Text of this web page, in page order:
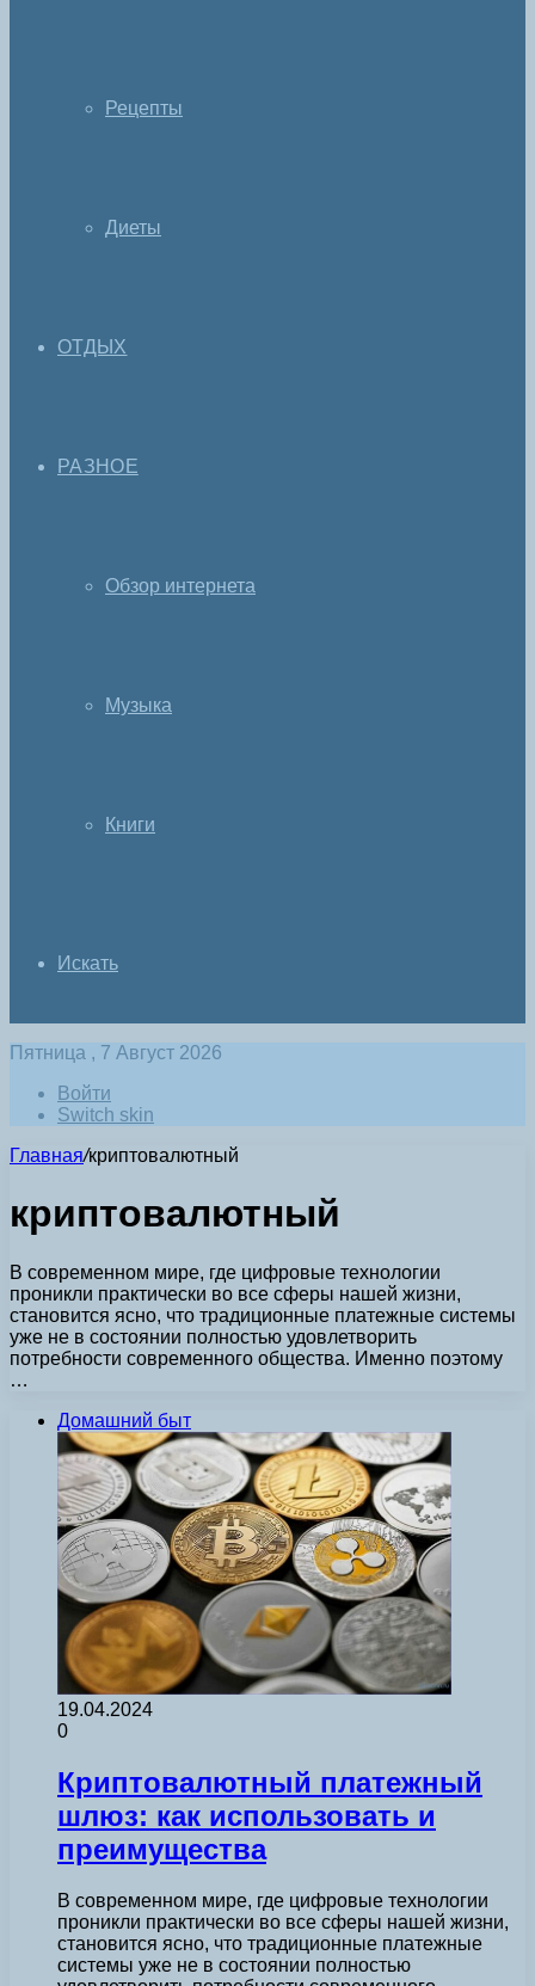
Рецепты
Диеты
ОТДЫХ
РАЗНОЕ
Обзор интернета
Музыка
Книги
Искать
Пятница , 7 Август 2026
Войти
Switch skin
Главная/криптовалютный
криптовалютный
В современном мире, где цифровые технологии
проникли практически во все сферы нашей жизни,
становится ясно, что традиционные платежные системы
уже не в состоянии полностью удовлетворить
потребности современного общества. Именно поэтому
…
Домашний быт
19.04.2024
0
Криптовалютный платежный
шлюз: как использовать и
преимущества
В современном мире, где цифровые технологии
проникли практически во все сферы нашей жизни,
становится ясно, что традиционные платежные
системы уже не в состоянии полностью